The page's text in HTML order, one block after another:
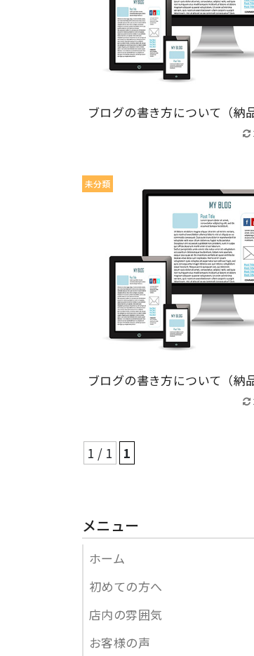
ブログの書き方について（納
未分類
ブログの書き方について（納
1 / 1 1
メニュー
ホーム
初めての方へ
店内の雰囲気
お客様の声